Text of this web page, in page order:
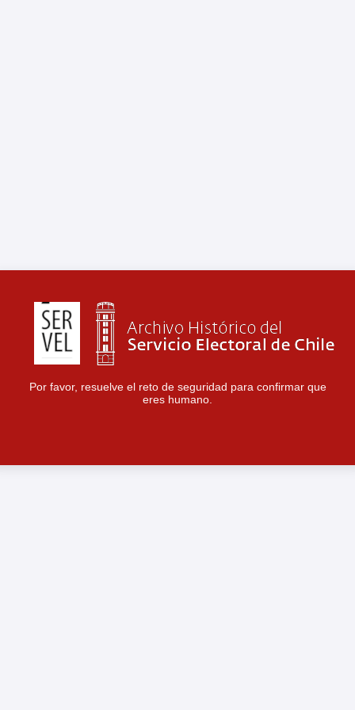
Por favor, resuelve el reto de seguridad para confirmar que
eres humano.